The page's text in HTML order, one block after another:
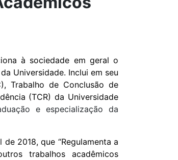
à sociedade em geral o
Universidade. Inclui em seu
Trabalho de Conclusão de
(TCR) da Universidade
e especialização da
2018, que “Regulamenta a
trabalhos acadêmicos